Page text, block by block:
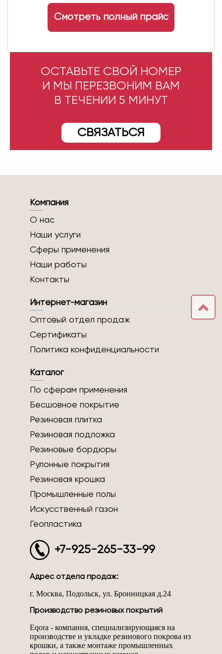
Смотреть полный прайс
ОСТАВЬТЕ СВОЙ НОМЕР
И МЫ ПЕРЕЗВОНИМ ВАМ
В ТЕЧЕНИИ 5 МИНУТ
СВЯЗАТЬСЯ
Компания
О нас
Наши услуги
Сферы применения
Наши работы
Контакты
Интернет-магазин
Оптовый отдел продаж
Сертификаты
Политика конфиденциальности
Каталог
По сферам применения
Бесшовное покрытие
Резиновая плитка
Резиновая подложка
Резиновые бордюры
Рулонные покрытия
Резиновая крошка
Промышленные полы
Искусственный газон
Геопластика
+7-925-265-33-99
Адрес отдела продаж:
г. Москва, Подольск, ул. Бронницкая д.24
Производство резиновых покрытий
Eqora - компания, специализирующаяся на
производстве и укладке резинового покрова из
крошки, а также монтаже промышленных